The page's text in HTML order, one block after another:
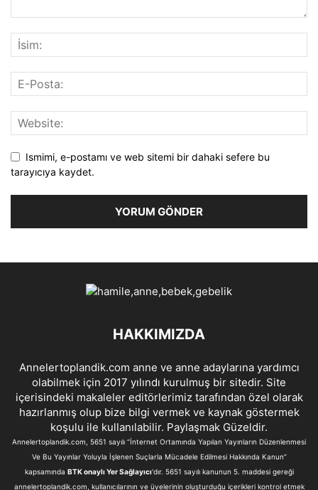
Ismimi, e-postamı ve web sitemi bir dahaki sefere bu
tarayıcıya kaydet.
HAKKIMIZDA
Annelertoplandik.com anne ve anne adaylarına yardımcı
olabilmek için 2017 yılındı kurulmuş bir sitedir. Site
içerisindeki makaleler editörlerimiz tarafından özel olarak
hazırlanmış olup bize bilgi vermek ve kaynak göstermek
koşulu ile kullanılabilir. Paylaşmak Güzeldir.
Annelertoplandik.com, 5651 sayılı “İnternet Ortamında Yapılan Yayınların Düzenlenmesi
Ve Bu Yayınlar Yoluyla İşlenen Suçlarla Mücadele Edilmesi Hakkında Kanun”
kapsamında BTK onaylı Yer Sağlayıcı'dır. 5651 sayılı kanunun 5. maddesi gereği
annelertoplandik.com, kullanıcılarının ve üyelerinin oluşturduğu içerikleri kontrol etmek